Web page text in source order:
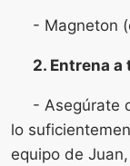
- Magneton
2. Entrena a
- Asegúrate
lo
equipo de